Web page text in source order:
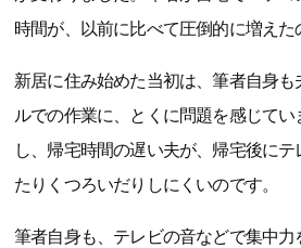
時間が、以前に比べて圧倒的に増えた
新居に住み始めた当初は、筆者自身
ルでの作業に、とくに問題を感じて
し、帰宅時間の遅い夫が、帰宅後に
たりくつろいだりしにくいのです。
筆者自身も、テレビの音などで集中